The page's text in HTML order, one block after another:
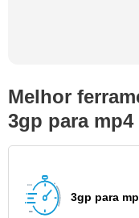
Melhor
3gp para mp4
3gp para